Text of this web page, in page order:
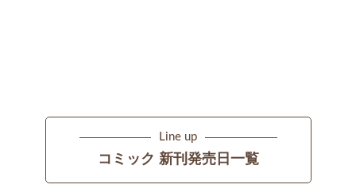
Line up
コミック 新刊発売日一覧